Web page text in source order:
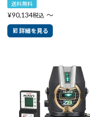
送料無料
¥90,134税込 〜
詳細を見る